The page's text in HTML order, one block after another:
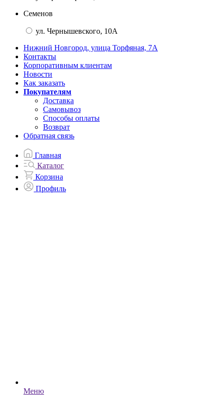
Семенов
ул. Чернышевского, 10А
Нижний Новгород, улица Торфяная, 7А
Контакты
Корпоративным клиентам
Новости
Как заказать
Покупателям
Доставка
Самовывоз
Способы оплаты
Возврат
Обратная связь
Главная
Каталог
Корзина
Профиль
Меню